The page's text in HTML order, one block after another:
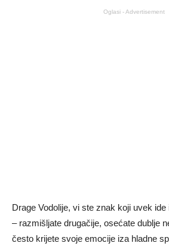
Oglasi - Advertisement
Drage Vodolije, vi ste znak koji uvek
– razmišljate drugačije, osećate dublje
često krijete svoje emocije iza hladne